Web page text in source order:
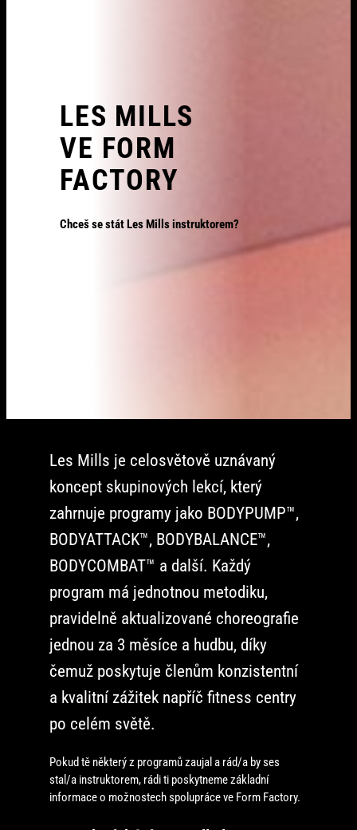
LES MILLS
VE FORM
FACTORY
Chceš se stát Les Mills instruktorem?
Les Mills je celosvětově uznávaný
koncept skupinových lekcí, který
zahrnuje programy jako BODYPUMP™,
BODYATTACK™, BODYBALANCE™,
BODYCOMBAT™ a další. Každý
program má jednotnou metodiku,
pravidelně aktualizované choreografie
jednou za 3 měsíce a hudbu, díky
čemuž poskytuje členům konzistentní
a kvalitní zážitek napříč fitness centry
po celém světě.
Pokud tě některý z programů zaujal a rád/a by ses
stal/a instruktorem, rádi ti poskytneme základní
informace o možnostech spolupráce ve Form Factory.